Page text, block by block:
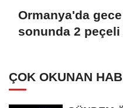
Ormanya'da
sonunda 2
ÇOK OKUNAN